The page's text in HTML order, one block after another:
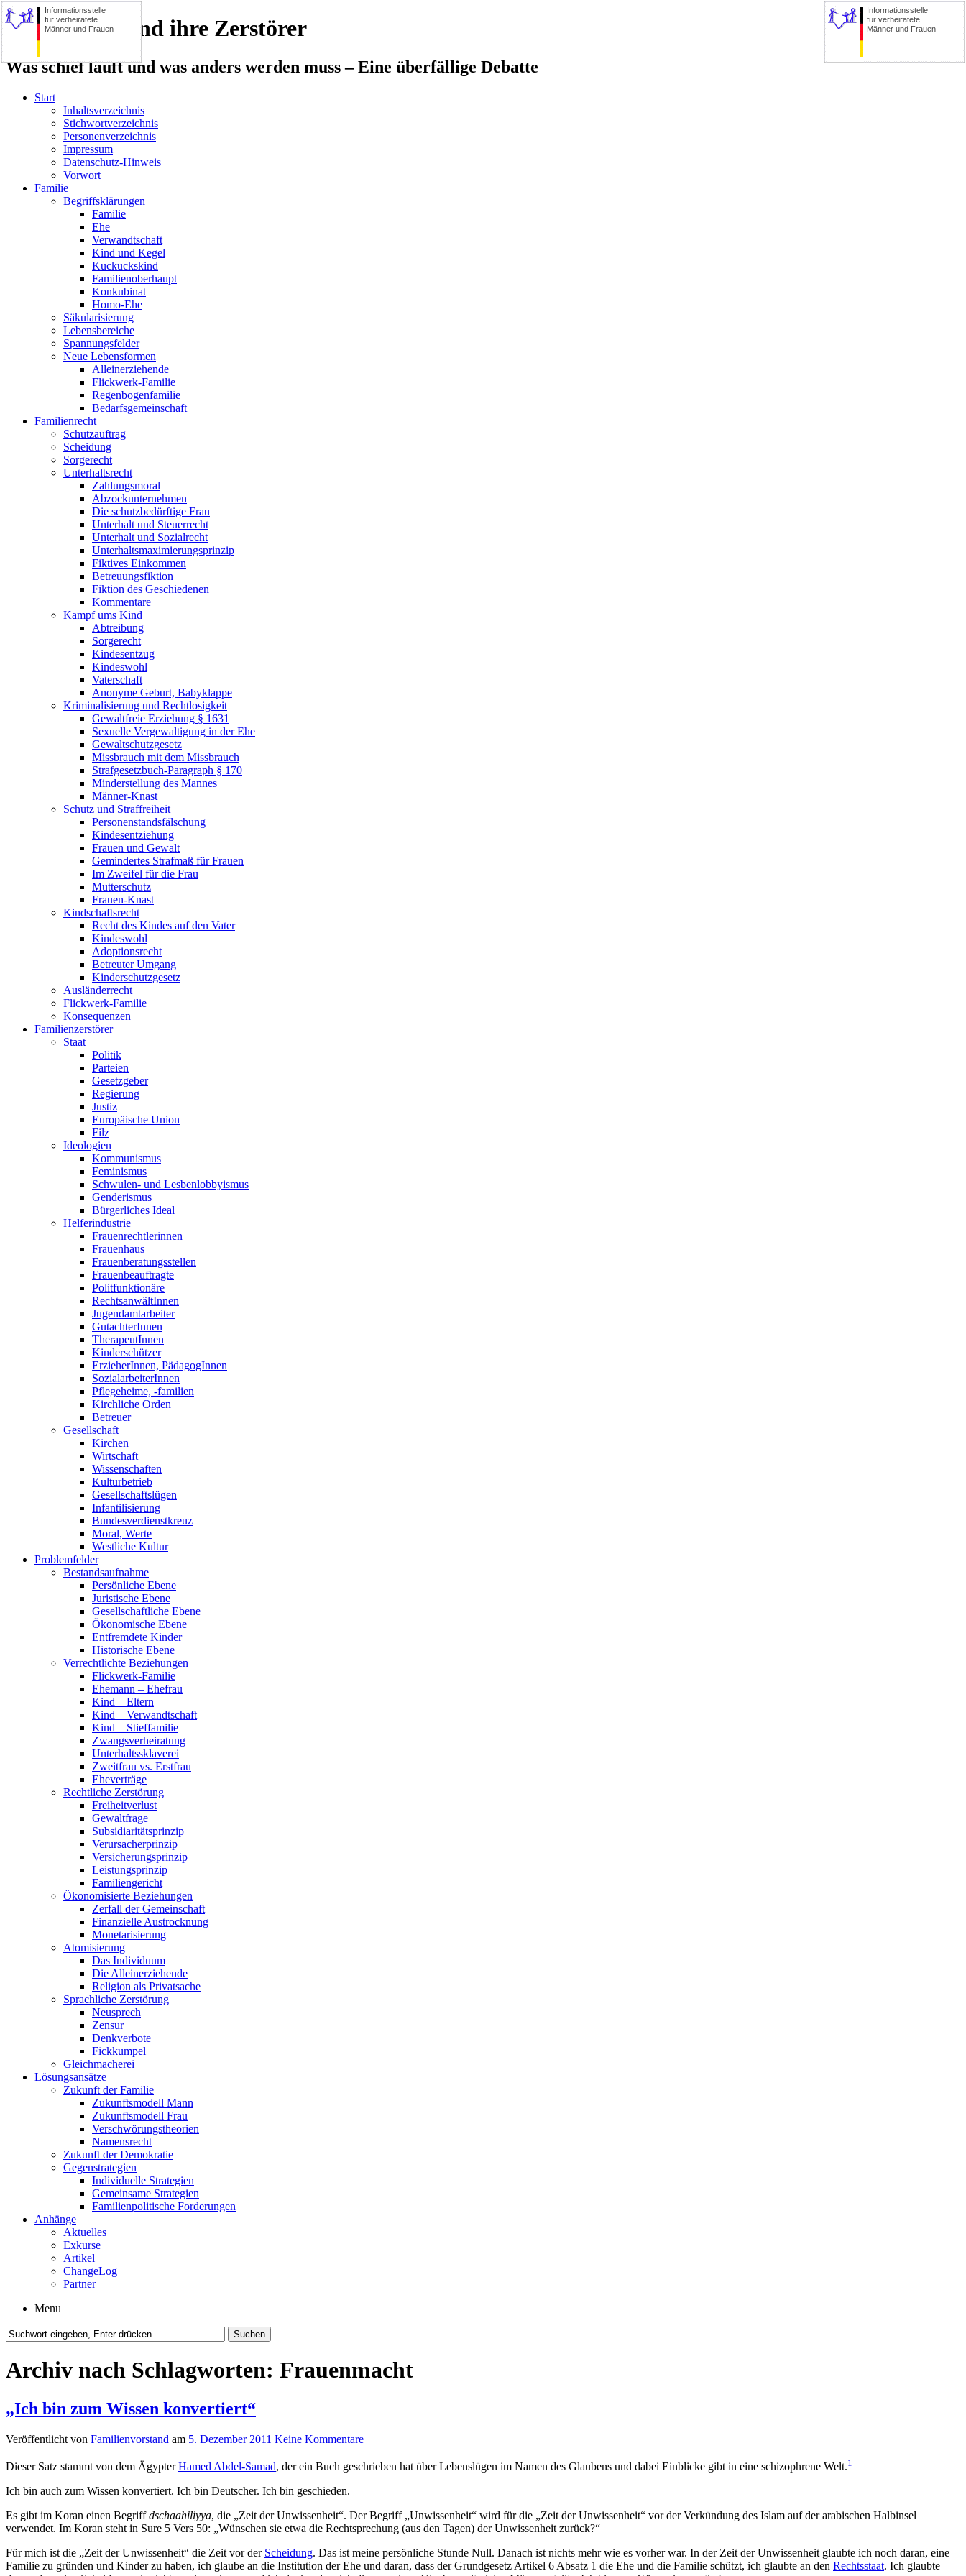
Informationsstelle
für verheiratete
Männer und Frauen
Die Familie und ihre Zerstörer
Was schief läuft und was anders werden muss – Eine überfällige Debatte
Informationsstelle
für verheiratete
Männer und Frauen
Start
Inhaltsverzeichnis
Stichwortverzeichnis
Personenverzeichnis
Impressum
Datenschutz-Hinweis
Vorwort
Familie
Begriffsklärungen
Familie
Ehe
Verwandtschaft
Kind und Kegel
Kuckuckskind
Familienoberhaupt
Konkubinat
Homo-Ehe
Säkularisierung
Lebensbereiche
Spannungsfelder
Neue Lebensformen
Alleinerziehende
Flickwerk-Familie
Regenbogenfamilie
Bedarfsgemeinschaft
Familienrecht
Schutzauftrag
Scheidung
Sorgerecht
Unterhaltsrecht
Zahlungsmoral
Abzockunternehmen
Die schutzbedürftige Frau
Unterhalt und Steuerrecht
Unterhalt und Sozialrecht
Unterhaltsmaximierungsprinzip
Fiktives Einkommen
Betreuungsfiktion
Fiktion des Geschiedenen
Kommentare
Kampf ums Kind
Abtreibung
Sorgerecht
Kindesentzug
Kindeswohl
Vaterschaft
Anonyme Geburt, Babyklappe
Kriminalisierung und Rechtlosigkeit
Gewaltfreie Erziehung § 1631
Sexuelle Vergewaltigung in der Ehe
Gewaltschutzgesetz
Missbrauch mit dem Missbrauch
Strafgesetzbuch-Paragraph § 170
Minderstellung des Mannes
Männer-Knast
Schutz und Straffreiheit
Personenstandsfälschung
Kindesentziehung
Frauen und Gewalt
Gemindertes Strafmaß für Frauen
Im Zweifel für die Frau
Mutterschutz
Frauen-Knast
Kindschaftsrecht
Recht des Kindes auf den Vater
Kindeswohl
Adoptionsrecht
Betreuter Umgang
Kinderschutzgesetz
Ausländerrecht
Flickwerk-Familie
Konsequenzen
Familienzerstörer
Staat
Politik
Parteien
Gesetzgeber
Regierung
Justiz
Europäische Union
Filz
Ideologien
Kommunismus
Feminismus
Schwulen- und Lesbenlobbyismus
Genderismus
Bürgerliches Ideal
Helferindustrie
Frauenrechtlerinnen
Frauenhaus
Frauenberatungsstellen
Frauenbeauftragte
Politfunktionäre
RechtsanwältInnen
Jugendamtarbeiter
GutachterInnen
TherapeutInnen
Kinderschützer
ErzieherInnen, PädagogInnen
SozialarbeiterInnen
Pflegeheime, -familien
Kirchliche Orden
Betreuer
Gesellschaft
Kirchen
Wirtschaft
Wissenschaften
Kulturbetrieb
Gesellschaftslügen
Infantilisierung
Bundesverdienstkreuz
Moral, Werte
Westliche Kultur
Problemfelder
Bestandsaufnahme
Persönliche Ebene
Juristische Ebene
Gesellschaftliche Ebene
Ökonomische Ebene
Entfremdete Kinder
Historische Ebene
Verrechtlichte Beziehungen
Flickwerk-Familie
Ehemann – Ehefrau
Kind – Eltern
Kind – Verwandtschaft
Kind – Stieffamilie
Zwangsverheiratung
Unterhaltssklaverei
Zweitfrau vs. Erstfrau
Eheverträge
Rechtliche Zerstörung
Freiheitverlust
Gewaltfrage
Subsidiaritätsprinzip
Verursacherprinzip
Versicherungsprinzip
Leistungsprinzip
Familiengericht
Ökonomisierte Beziehungen
Zerfall der Gemeinschaft
Finanzielle Austrocknung
Monetarisierung
Atomisierung
Das Individuum
Die Alleinerziehende
Religion als Privatsache
Sprachliche Zerstörung
Neusprech
Zensur
Denkverbote
Fickkumpel
Gleichmacherei
Lösungsansätze
Zukunft der Familie
Zukunftsmodell Mann
Zukunftsmodell Frau
Verschwörungstheorien
Namensrecht
Zukunft der Demokratie
Gegenstrategien
Individuelle Strategien
Gemeinsame Strategien
Familienpolitische Forderungen
Anhänge
Aktuelles
Exkurse
Artikel
ChangeLog
Partner
Menu
Archiv nach Schlagworten: Frauenmacht
„Ich bin zum Wissen konvertiert“
Veröffentlicht von Familienvorstand am 5. Dezember 2011 Keine Kommentare
Dieser Satz stammt von dem ÄgypterHamed Abdel-Samad, der ein Buch geschrieben hat über Lebenslügen im Namen des Glaubens und dabei Einblicke gibt in eine schizophrene Welt.1
Ich bin auch zum Wissen konvertiert. Ich bin Deutscher. Ich bin geschieden.
Es gibt im Koran einen Begriffdschaahiliyya, die „Zeit der Unwissenheit“. Der Begriff „Unwissenheit“ wird für die „Zeit der Unwissenheit“ vor der Verkündung des Islam auf der arabischen Halbinsel
verwendet. Im Koran steht in Sure 5 Vers 50: „Wünschen sie etwa die Recht­sprechung (aus den Tagen) der Unwissenheit zurück?“
Für mich ist die „Zeit der Unwissenheit“ die Zeit vor der Scheidung. Das ist meine persönliche Stunde Null. Danach ist nichts mehr wie es vorher war. In der Zeit der Unwissenheit glaubte ich noch daran, eine
Familie zu gründen und Kinder zu haben, ich glaube an die Institution der Ehe und daran, dass der Grundgesetz Artikel 6 Absatz 1 die Ehe und die Familie schützt, ich glaubte an den Rechtsstaat. Ich glaubte